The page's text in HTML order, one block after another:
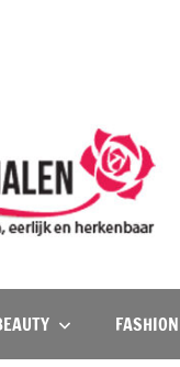
FASHION